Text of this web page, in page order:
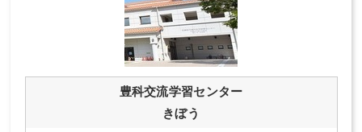
豊科交流学習センター
きぼう